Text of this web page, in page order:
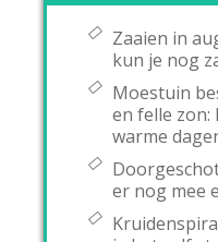
Zaaien in
kun je nog
Moestuin
en felle
warme
er nog mee